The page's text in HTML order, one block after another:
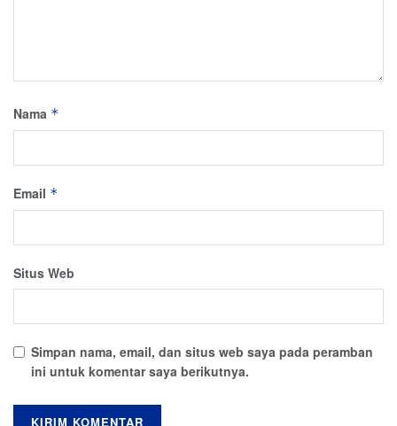
Nama *
Email *
Situs Web
Simpan nama, email, dan situs web saya pada peramban
ini untuk komentar saya berikutnya.